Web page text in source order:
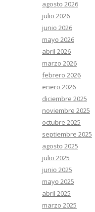
agosto 2026
julio 2026
junio 2026
mayo 2026
abril 2026
marzo 2026
febrero 2026
enero 2026
diciembre 2025
noviembre 2025
octubre 2025
septiembre 2025
agosto 2025
julio 2025
junio 2025
mayo 2025
abril 2025
marzo 2025